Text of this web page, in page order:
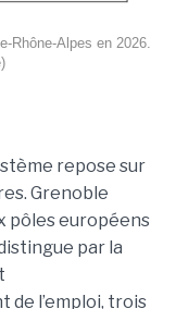
Rhône-Alpes en 2026.
repose sur
Grenoble
pôles européens
par la
l’emploi, trois